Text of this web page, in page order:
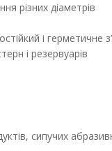
різних діаметрів
і герметичне
і резервуарів
сипучих